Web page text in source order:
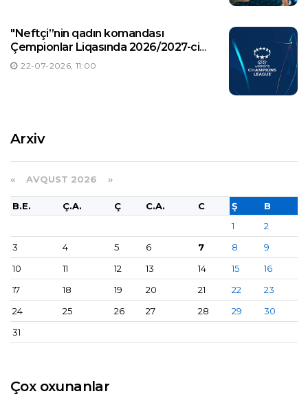
"Neftçi”nin qadın komandası
Çempionlar Liqasında 2026/2027-ci
illər mövsümündə ilk oyununa çıxacaq
22-07-2026, 11:00
Arxiv
« AVQUST 2026 »
B.E. Ç.A. Ç C.A. C Ş
B
1
2
3
4 5 6 7 8
9
10
11 12 13 14 15
16
17
18 19 20 21 22
23
24
25 26 27 28 29
30
31
Çox oxunanlar